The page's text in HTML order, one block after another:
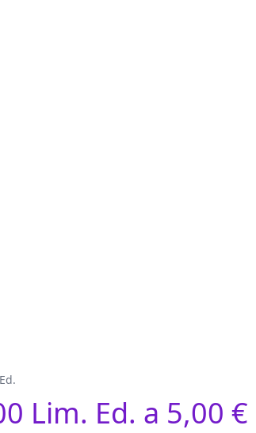
Lim. Ed. a 5,00 €